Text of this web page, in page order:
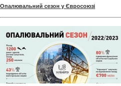
Опалювальний сезон у Євросоюзі